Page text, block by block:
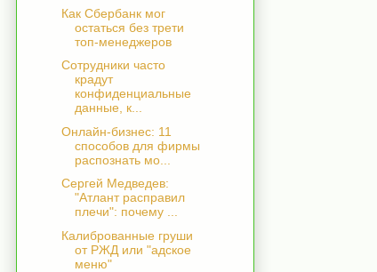
Как Сбербанк мог
остаться без трети
топ-менеджеров
Сотрудники часто
крадут
конфиденциальные
данные, к...
Онлайн-бизнес: 11
способов для фирмы
распознать мо...
Сергей Медведев:
"Атлант расправил
плечи": почему ...
Калиброванные груши
от РЖД или "адское
меню"